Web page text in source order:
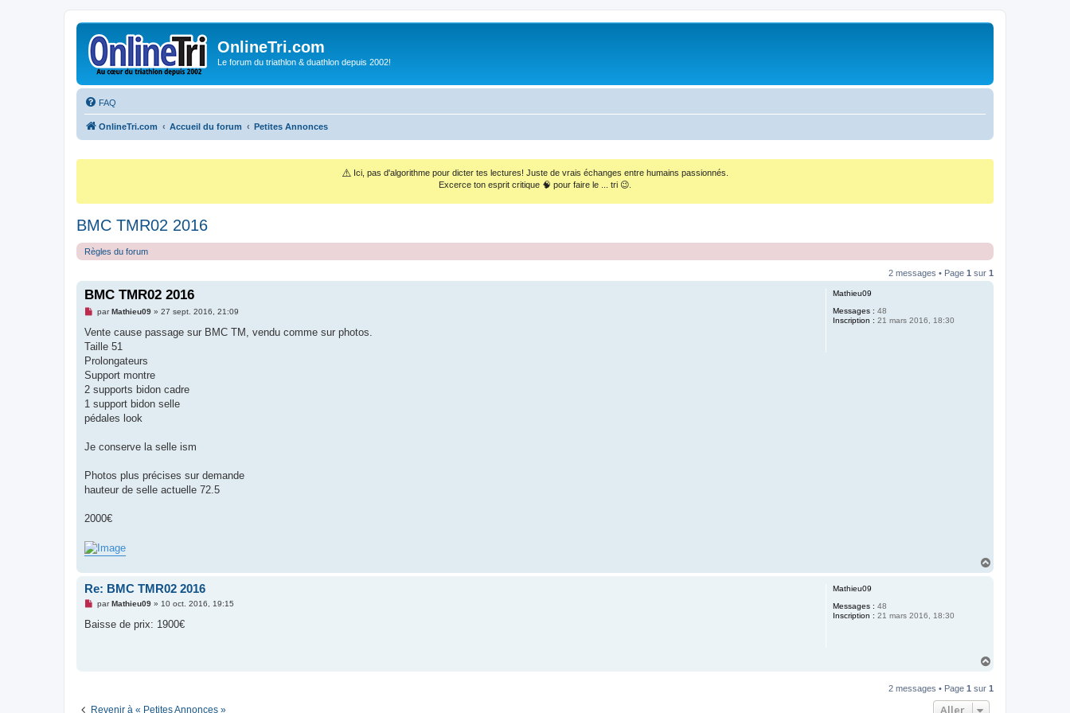
OnlineTri.com
Le forum du triathlon & duathlon depuis 2002!
FAQ
OnlineTri.com Accueil du forum Petites Annonces
⚠️ Ici, pas d'algorithme pour dicter tes lectures! Juste de vrais échanges entre humains passionnés.
Excerce ton esprit critique 🧠 pour faire le ... tri 😉.
BMC TMR02 2016
Règles du forum
2 messages • Page 1 sur 1
Mathieu09
Messages : 48
Inscription : 21 mars 2016, 18:30
BMC TMR02 2016
M
s
a
g
n
o
l
u
parMathieu09» 27 sept. 2016, 21:09
Vente cause passage sur BMC TM, vendu comme sur photos.
Taille 51
Prolongateurs
Support montre
2 supports bidon cadre
1 support bidon selle
pédales look
Je conserve la selle ism
Photos plus précises sur demande
hauteur de selle actuelle 72.5
2000€
Mathieu09
Messages : 48
Inscription : 21 mars 2016, 18:30
Re: BMC TMR02 2016
M
s
u
parMathieu09» 10 oct. 2016, 19:15
Baisse de prix: 1900€
t
2 messages • Page 1 sur 1
Revenir à « Petites Annonces » Aller